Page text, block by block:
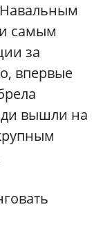
самым
за
впервые
вышли на